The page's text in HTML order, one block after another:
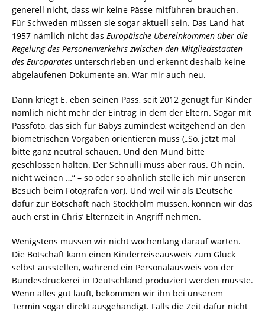
generell nicht, dass wir keine Pässe mitführen brauchen.
Für Schweden müssen sie sogar aktuell sein. Das Land hat
1957 nämlich nicht das Europäische Übereinkommen über die
Regelung des Personenverkehrs zwischen den Mitgliedsstaaten
des Europarates unterschrieben und erkennt deshalb keine
abgelaufenen Dokumente an. War mir auch neu.
Dann kriegt E. eben seinen Pass, seit 2012 genügt für Kinder
nämlich nicht mehr der Eintrag in dem der Eltern. Sogar mit
Passfoto, das sich für Babys zumindest weitgehend an den
biometrischen Vorgaben orientieren muss („So, jetzt mal
bitte ganz neutral schauen. Und den Mund bitte
geschlossen halten. Der Schnulli muss aber raus. Oh nein,
nicht weinen …“ – so oder so ähnlich stelle ich mir unseren
Besuch beim Fotografen vor). Und weil wir als Deutsche
dafür zur Botschaft nach Stockholm müssen, können wir das
auch erst in Chris‘ Elternzeit in Angriff nehmen.
Wenigstens müssen wir nicht wochenlang darauf warten.
Die Botschaft kann einen Kinderreiseausweis zum Glück
selbst ausstellen, während ein Personalausweis von der
Bundesdruckerei in Deutschland produziert werden müsste.
Wenn alles gut läuft, bekommen wir ihn bei unserem
Termin sogar direkt ausgehändigt. Falls die Zeit dafür nicht